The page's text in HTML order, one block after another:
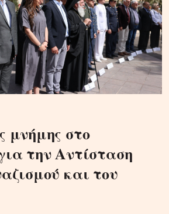
μνήμης στο
την Αντίσταση
και του